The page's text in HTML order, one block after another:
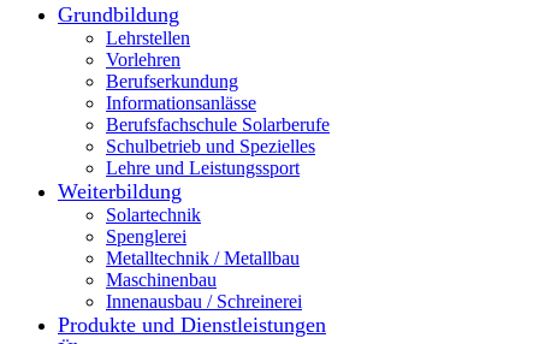
Grundbildung
Lehrstellen
Vorlehren
Berufserkundung
Informationsanlässe
Berufsfachschule Solarberufe
Schulbetrieb und Spezielles
Lehre und Leistungssport
Weiterbildung
Solartechnik
Spenglerei
Metalltechnik / Metallbau
Maschinenbau
Innenausbau / Schreinerei
Produkte und Dienstleistungen